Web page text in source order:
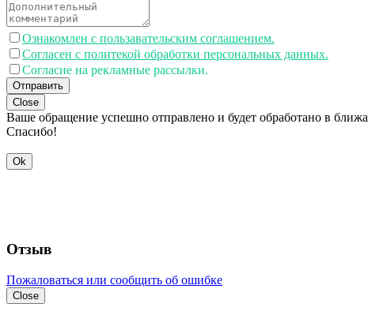
Ознакомлен с пользавательским соглашением.
Согласен с политекой обработки персональных данных.
Согласие на рекламные рассылки.
Отправить
Close
Ваше обращение успешно отправлено и будет обработано в
Спасибо!
Ok
Отзыв
Пожаловаться или сообщить об ошибке
Close